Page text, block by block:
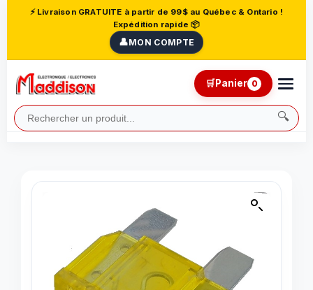
⚡ Livraison GRATUITE à partir de 99$ au Québec & Ontario !
Expédition rapide 📦
👤MON COMPTE
🔍
🛒Panier 0